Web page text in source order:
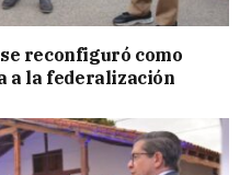
reconfiguró como
a la federalización